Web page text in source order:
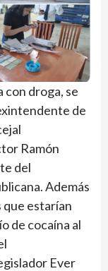
con droga, se
de
Ramón
del
Además
que estarían
de cocaína al
Ever